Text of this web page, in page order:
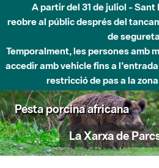
A partir del 31 de juliol -
reobre al públic després del
de
Temporalment, les persones amb
accedir amb vehicle fins a
restricció de pas a la
Pesta porcina africana
La Xarxa de